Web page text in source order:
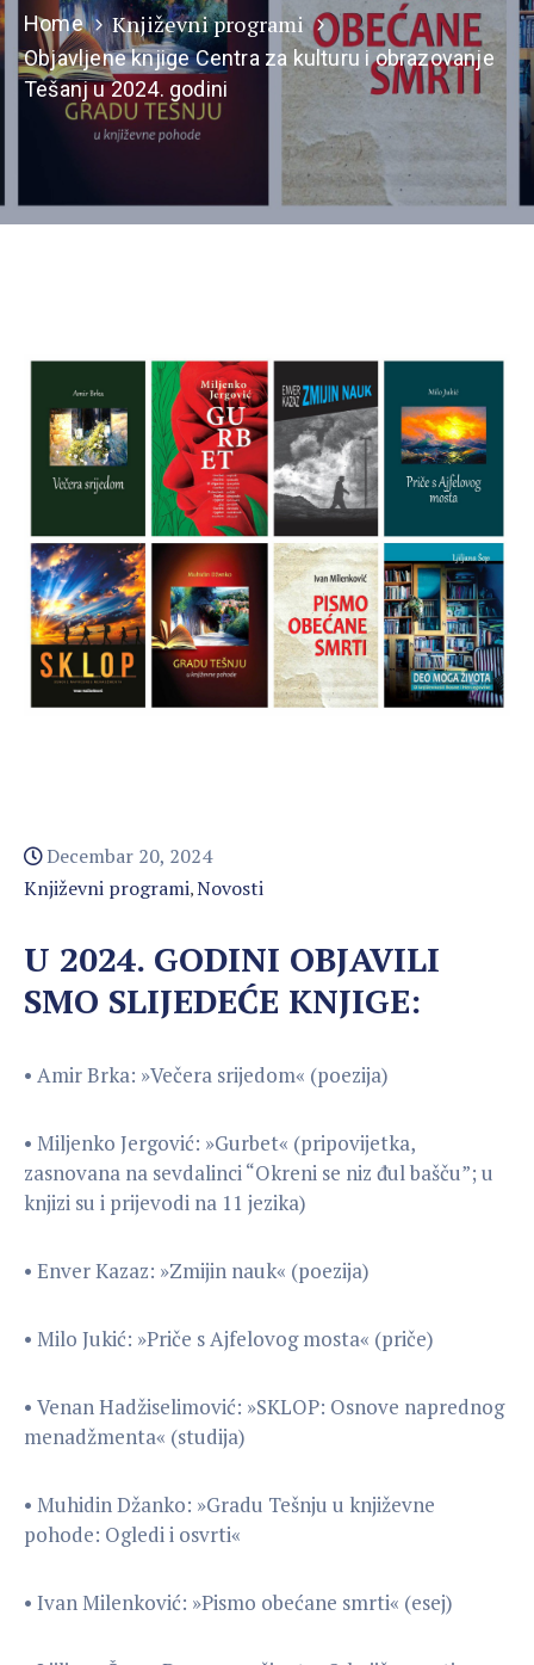
Home Književni programi
Objavljene knjige Centra za kulturu i obrazovanje
Tešanj u 2024. godini
Decembar 20, 2024
Književni programi‚Novosti
U 2024. GODINI OBJAVILI
SMO SLIJEDEĆE KNJIGE:
• Amir Brka: »Večera srijedom« (poezija)
• Miljenko Jergović: »Gurbet« (pripovijetka,
zasnovana na sevdalinci “Okreni se niz đul bašču”; u
knjizi su i prijevodi na 11 jezika)
• Enver Kazaz: »Zmijin nauk« (poezija)
• Milo Jukić: »Priče s Ajfelovog mosta« (priče)
• Venan Hadžiselimović: »SKLOP: Osnove naprednog
menadžmenta« (studija)
• Muhidin Džanko: »Gradu Tešnju u književne
pohode: Ogledi i osvrti«
• Ivan Milenković: »Pismo obećane smrti« (esej)